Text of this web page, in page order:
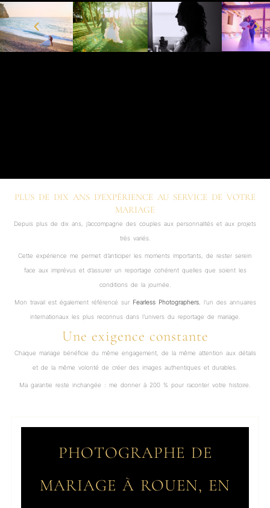
PLUS DE DIX ANS D'EXPÉRIENCE AU SERVICE DE VOTRE
MARIAGE
Depuis plus de dix ans, j’accompagne des couples aux personnalités et aux projets
très variés.
Cette expérience me permet d’anticiper les moments importants, de rester serein
face aux imprévus et d’assurer un reportage cohérent quelles que soient les
conditions de la journée.
Mon travail est également référencé sur Fearless Photographers, l’un des annuaires
internationaux les plus reconnus dans l’univers du reportage de mariage.
Une exigence constante
Chaque mariage bénéficie du même engagement, de la même attention aux détails
et de la même volonté de créer des images authentiques et durables.
Ma garantie reste inchangée : me donner à 200 % pour raconter votre histoire.
PHOTOGRAPHE DE
MARIAGE À ROUEN, EN